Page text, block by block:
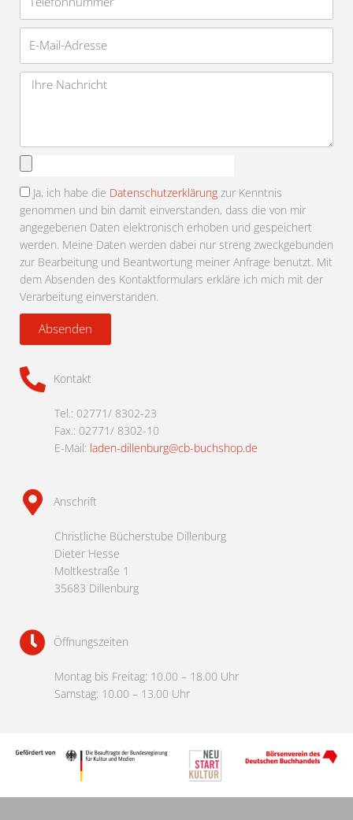
Mail-
Adresse
Nachricht
Anhang
Ja, ich habe die Datenschutzerklärung zur Kenntnis
genommen und bin damit einverstanden, dass die von mir
angegebenen Daten elektronisch erhoben und gespeichert
werden. Meine Daten werden dabei nur streng zweckgebunden
zur Bearbeitung und Beantwortung meiner Anfrage benutzt. Mit
dem Absenden des Kontaktformulars erkläre ich mich mit der
Verarbeitung einverstanden.
Absenden
Kontakt
Tel.: 02771/ 8302-23
Fax.: 02771/ 8302-10
E-Mail: laden-dillenburg@cb-buchshop.de
Anschrift
Christliche Bücherstube Dillenburg
Dieter Hesse
Moltkestraße 1
35683 Dillenburg
Öffnungszeiten
Montag bis Freitag: 10.00 – 18.00 Uhr
Samstag: 10.00 – 13.00 Uhr